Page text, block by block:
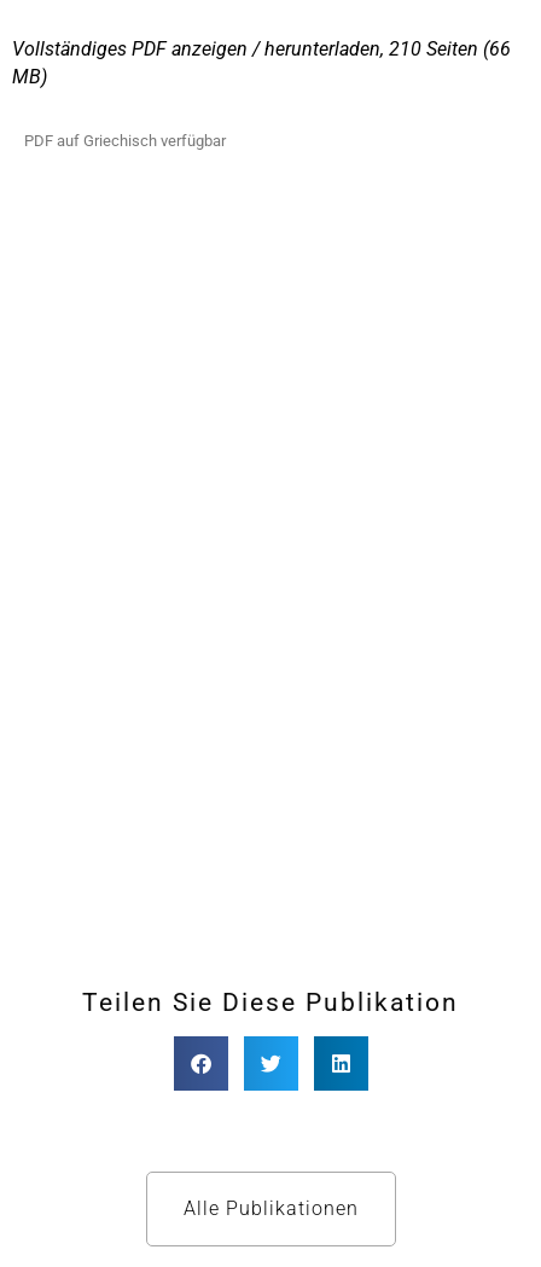
Vollständiges PDF anzeigen / herunterladen, 210 Seiten (66
ΜΒ)
PDF auf Griechisch verfügbar
Teilen Sie Diese Publikation
Alle Publikationen​